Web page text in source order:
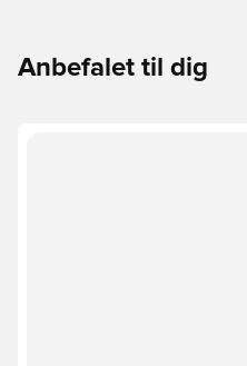
Anbefalet til dig